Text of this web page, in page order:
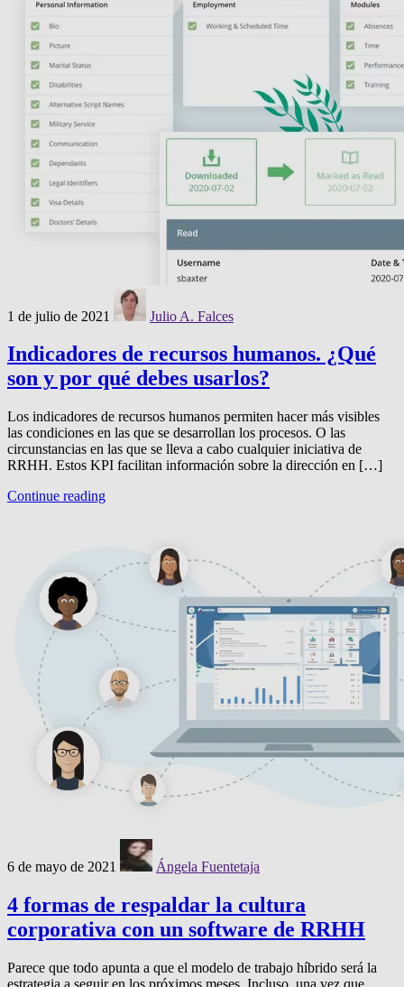
1 de julio de 2021 Julio A. Falces
Indicadores de recursos humanos. ¿Qué
son y por qué debes usarlos?
Los indicadores de recursos humanos permiten hacer más visibles
las condiciones en las que se desarrollan los procesos. O las
circunstancias en las que se lleva a cabo cualquier iniciativa de
RRHH. Estos KPI facilitan información sobre la dirección en […]
Continue reading
6 de mayo de 2021 Ángela Fuentetaja
4 formas de respaldar la cultura
corporativa con un software de RRHH
Parece que todo apunta a que el modelo de trabajo híbrido será la